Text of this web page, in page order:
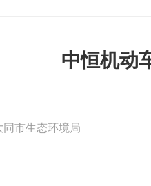
中恒机动
同市生态环境局